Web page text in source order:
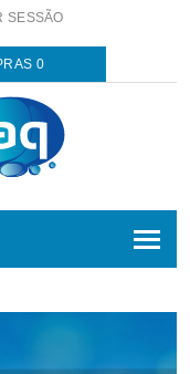
SESSÃO
0